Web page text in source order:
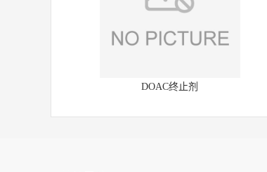
DOAC终止剂